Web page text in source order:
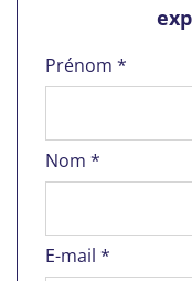
Prénom *
Nom *
E-mail *